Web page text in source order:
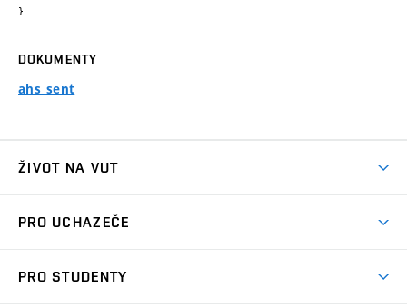
}
DOKUMENTY
ahs_sent
ŽIVOT NA VUT
Koleje
PRO UCHAZEČE
PRO STUDENTY